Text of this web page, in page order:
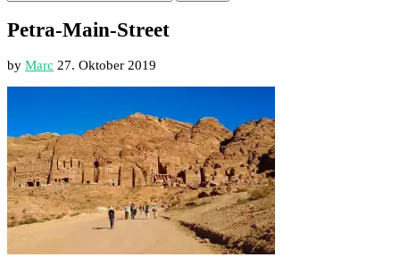
Petra-Main-Street
by Marc 27. Oktober 2019